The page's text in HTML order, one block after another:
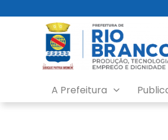
A Prefeitura